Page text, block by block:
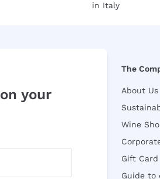
in Italy
on your
The
About Us
Wine
Gift Card
Guide to